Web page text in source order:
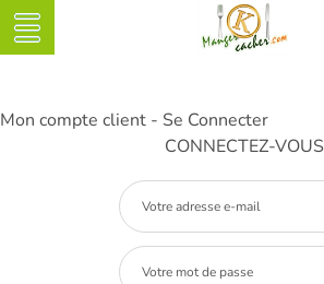
Mon compte client - Se Connecter
CONNECTEZ-VOUS